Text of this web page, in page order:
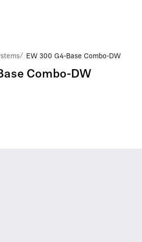
/ EW 300 G4-Base Combo-DW
Combo-DW